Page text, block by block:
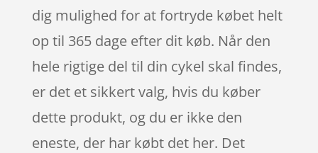
dig mulighed for at fortryde købet helt
op til 365 dage efter dit køb. Når den
hele rigtige del til din cykel skal findes,
er det et sikkert valg, hvis du køber
dette produkt, og du er ikke den
eneste, der har købt det her. Det